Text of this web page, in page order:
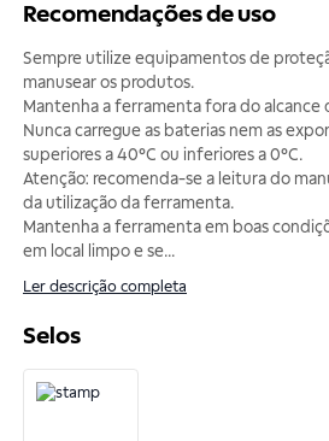
Recomendações de uso
Sempre utilize equipamentos de
manusear os produtos.
Mantenha a ferramenta fora do alcance
Nunca carregue as baterias nem as
superiores a 40°C ou inferiores a 0°C.
Atenção: recomenda-se a leitura do
da utilização da ferramenta.
Mantenha a ferramenta em boas
em local limpo e se...
Ler descrição completa
Selos